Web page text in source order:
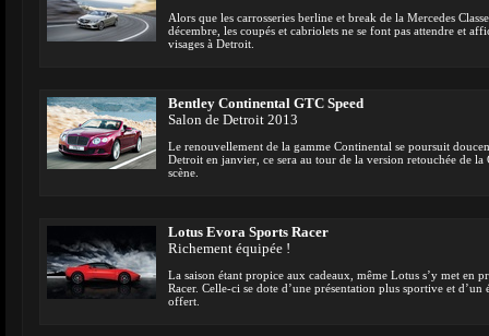
Alors que les carrosseries berline et break de la Mercedes
décembre, les coupés et cabriolets ne se font pas attendre et
visages à Detroit.
Bentley Continental GTC Speed
Salon de Detroit 2013
Le renouvellement de la gamme Continental se poursuit
Detroit en janvier, ce sera au tour de la version retouchée de la
scène.
Lotus Evora Sports Racer
Richement équipée !
La saison étant propice aux cadeaux, même Lotus s’y met en
Racer. Celle-ci se dote d’une présentation plus sportive et
offert.